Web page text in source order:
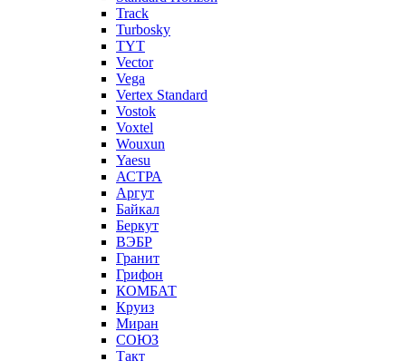
Track
Turbosky
TYT
Vector
Vega
Vertex Standard
Vostok
Voxtel
Wouxun
Yaesu
АСТРА
Аргут
Байкал
Беркут
ВЭБР
Гранит
Грифон
КОМБАТ
Круиз
Миран
СОЮЗ
Такт